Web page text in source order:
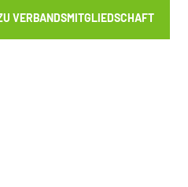
VERBANDSMITGLIEDSCHAFT